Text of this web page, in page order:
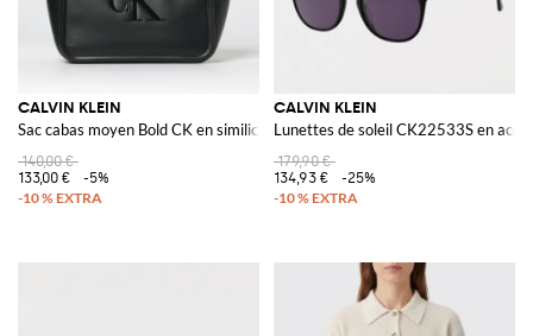
CALVIN KLEIN
Sac cabas moyen Bold CK en similicuir
140,00 €
133,00 €
-5%
CALVIN KLEIN
Lunettes de soleil CK22533S en
179,90 €
134,93 €
-25%